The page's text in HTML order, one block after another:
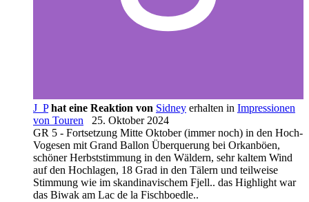
J_P hat eine Reaktion von Sidney erhalten in Impressionen
von Touren
25. Oktober 2024
GR 5 - Fortsetzung Mitte Oktober (immer noch) in den Hoch-
Vogesen mit Grand Ballon Überquerung bei Orkanböen,
schöner Herbststimmung in den Wäldern, sehr kaltem Wind
auf den Hochlagen, 18 Grad in den Tälern und teilweise
Stimmung wie im skandinavischem Fjell.. das Highlight war
das Biwak am Lac de la Fischboedle..